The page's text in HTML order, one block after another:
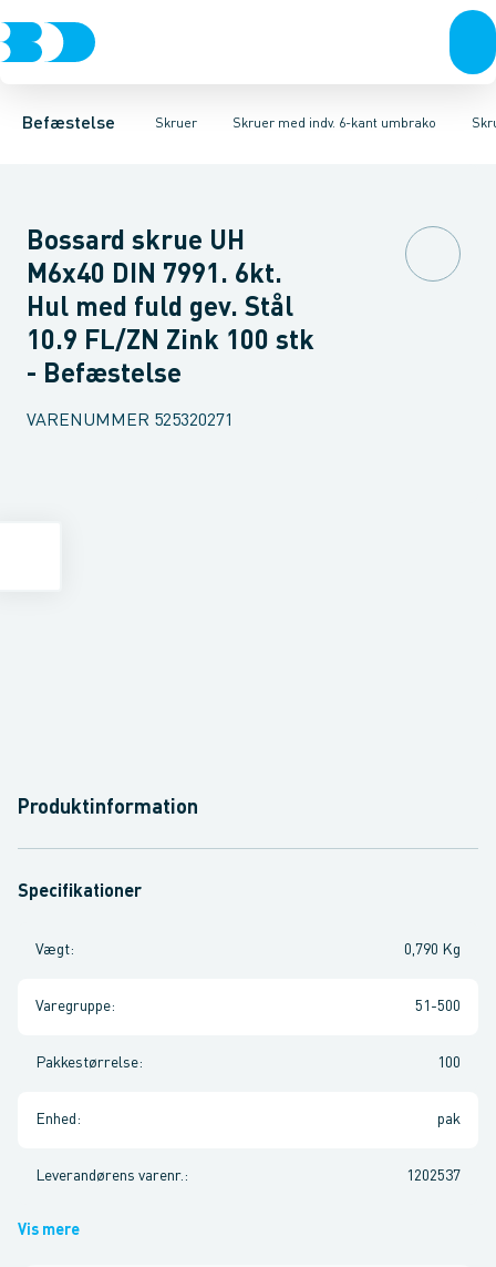
Befæstelse Skruer
Bolte & sætskruerMøtrikkerSkiverSkruerSøm & dykkere
Skruer med indv. 6-kant umbrako
Karmskruer Facadeskruer ByggeskruerSpånskruer
Skruer CH Sort Skruer CH Elgalvaniseret FZBSkruer CH
Bossard skrue UH
M6x40 DIN 7991. 6kt.
Hul med fuld gev. Stål
10.9 FL/ZN Zink 100 stk
- Befæstelse
VARENUMMER 525320271
Produktinformation
Specifikationer
Vægt: 0,790 Kg
Varegruppe: 51-500
Pakkestørrelse: 100
Enhed : pak
Leverandørens varenr. : 1202537
Vis mere